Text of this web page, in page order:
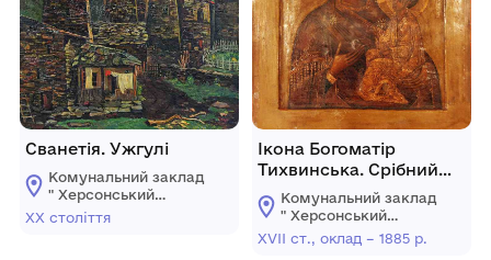
Сванетія. Ужгулі
Комунальний заклад
" Херсонський
обласний художній
ХХ століття
Ікона Богоматір
Тихвинська. Срібний
оклад
Комунальний заклад
" Херсонський
обласний художній
музей ім.
XVII ст., оклад – 1885 р.